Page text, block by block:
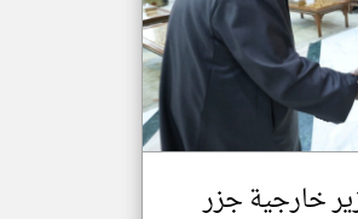
خارجية جزر